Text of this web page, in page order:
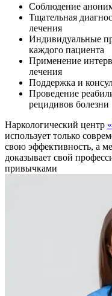
Соблюдение
Тщательная
лечения
Индивидуальные
каждого пациента
Применение
лечения
Поддержка и
Проведение
рецидивов болезни
Наркологический центр
использует только
свою эффективность, а
доказывает свой
привычками